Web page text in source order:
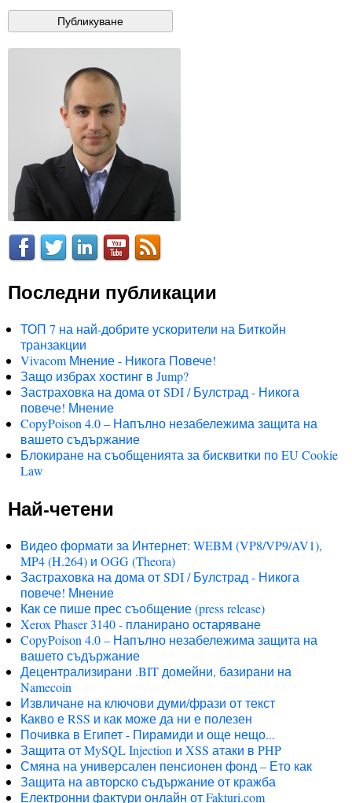
Последни публикации
ТОП 7 на най-добрите ускорители на Биткойн
транзакции
Vivacom Мнение - Никога Повече!
Защо избрах хостинг в Jump?
Застраховка на дома от SDI / Булстрад - Никога
повече! Мнение
CopyPoison 4.0 – Напълно незабележима защита на
вашето съдържание
Блокиране на съобщенията за бисквитки по EU Cookie
Law
Най-четени
Видео формати за Интернет: WEBM (VP8/VP9/AV1),
MP4 (H.264) и OGG (Theora)
Застраховка на дома от SDI / Булстрад - Никога
повече! Мнение
Как се пише прес съобщение (press release)
Xerox Phaser 3140 - планирано остаряване
CopyPoison 4.0 – Напълно незабележима защита на
вашето съдържание
Децентрализирани .BIT домейни, базирани на
Namecoin
Извличане на ключови думи/фрази от текст
Какво е RSS и как може да ни е полезен
Почивка в Египет - Пирамиди и още нещо...
Защита от MySQL Injection и XSS атаки в PHP
Смяна на универсален пенсионен фонд – Ето как
Защита на авторско съдържание от кражба
Електронни фактури онлайн от Fakturi.com